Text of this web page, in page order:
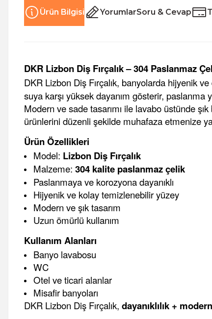
Ürün Bilgisi YorumlarSoru & Cevap
DKR Lizbon Diş Fırçalık – 304 Paslanmaz
DKR Lizbon Diş Fırçalık, banyolarda hijyenik
suya karşı yüksek dayanım gösterir,
Modern ve sade tasarımı ile lavabo üstünde
ürünlerini düzenli şekilde muhafaza etmenize
Ürün Özellikleri
Model: Lizbon Diş Fırçalık
Malzeme: 304 kalite paslanmaz çelik
Paslanmaya ve korozyona dayanıklı
Hijyenik ve kolay temizlenebilir yüzey
Modern ve şık tasarım
Uzun ömürlü kullanım
Kullanım Alanları
Banyo lavabosu
WC
Otel ve ticari alanlar
Misafir banyoları
DKR Lizbon Diş Fırçalık, dayanıklılık +